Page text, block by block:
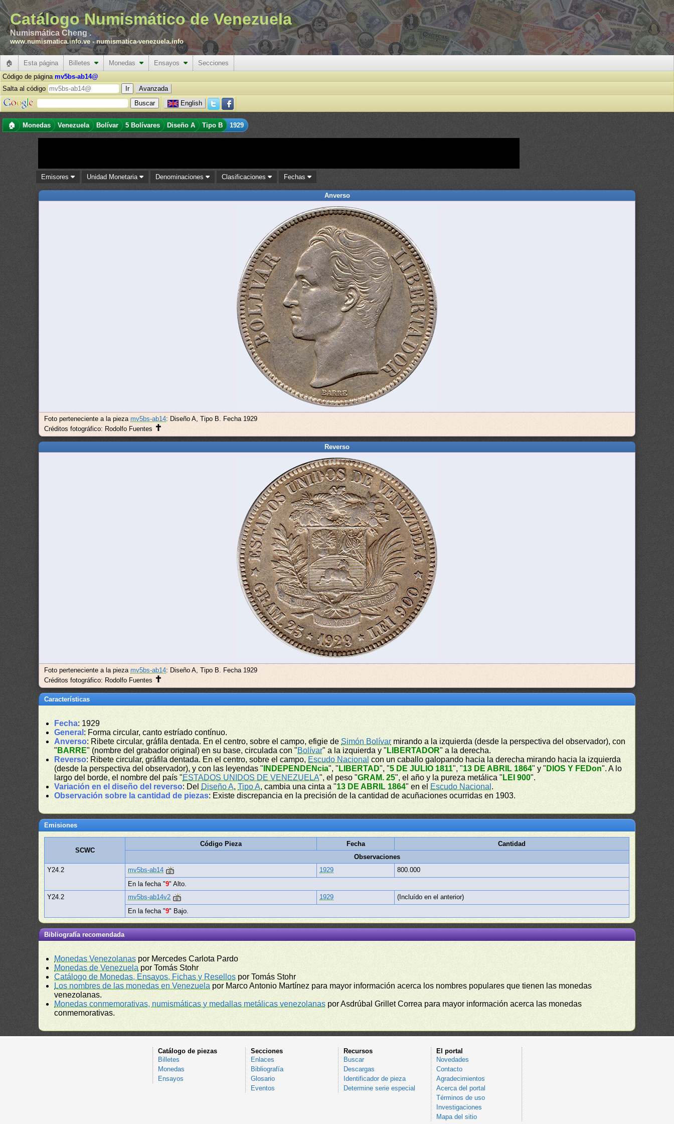
Catálogo Numismático de Venezuela
Numismática Cheng .
www.numismatica.info.ve -numismatica-venezuela.info
🏠 Esta página Billetes Monedas Ensayos
Secciones
Código de página mv5bs-ab14@
Salta al código
Avanzada
English
🏠 Monedas Venezuela Bolívar 5 Bolívares Diseño A Tipo B 1929
Emisores Unidad Monetaria Denominaciones Clasificaciones Fechas
Anverso
Foto perteneciente a la piezamv5bs-ab14: Diseño A, Tipo B. Fecha 1929
Créditos fotográfico: Rodolfo Fuentes ✝
Reverso
Foto perteneciente a la piezamv5bs-ab14: Diseño A, Tipo B. Fecha 1929
Créditos fotográfico: Rodolfo Fuentes ✝
Características
Fecha: 1929
General : Forma circular, canto estríado contínuo.
Anverso: Ribete circular, gráfila dentada. En el centro, sobre el campo, efigie de Simón Bolívar mirando a la izquierda (desde la perspectiva del observador), con
" BARRE" (nombre del grabador original) en su base, circulada con "Bolívar" a la izquierda y " LIBERTADOR" a la derecha.
Reverso: Ribete circular, gráfila dentada. En el centro, sobre el campo, Escudo Nacional con un caballo galopando hacia la derecha mirando hacia la izquierda
(desde la perspectiva del observador), y con las leyendas " INDEPENDENcia", " LIBERTAD", "5 DE JULIO 1811", "13 DE ABRIL 1864" y " DIOS Y FEDon". A lo
largo del borde, el nombre del país "ESTADOS UNIDOS DE VENEZUELA", el peso "GRAM. 25", el año y la pureza metálica " LEI 900".
Variación en el diseño del reverso: Del Diseño A,Tipo A, cambia una cinta a "13 DE ABRIL 1864" en el Escudo Nacional .
Observación sobre la cantidad de piezas: Existe discrepancia en la precisión de la cantidad de acuñaciones ocurridas en 1903.
Emisiones
SCWC
Código Pieza Fecha
Cantidad
Observaciones
Y24.2
mv5bs-ab14 1929
800.000
En la fecha "9" Alto.
Y24.2
mv5bs-ab14v2 1929
(Incluído en el anterior)
En la fecha "9" Bajo.
Bibliografía recomendada
Monedas Venezolanas por Mercedes Carlota Pardo
Monedas de Venezuela por Tomás Stohr
Catálogo de Monedas, Ensayos, Fichas y Resellos por Tomás Stohr
Los nombres de las monedas en Venezuela por Marco Antonio Martínez para mayor información acerca los nombres populares que tienen las monedas
venezolanas.
Monedas conmemorativas, numismáticas y medallas metálicas venezolanas por Asdrúbal Grillet Correa para mayor información acerca las monedas
conmemorativas.
Catálogo de piezas
Billetes
Monedas
Ensayos
Secciones
Enlaces
Bibliografía
Glosario
Eventos
Recursos
Buscar
Descargas
Identificador de pieza
Determine serie especial
El portal
Novedades
Contacto
Agradecimientos
Acerca del portal
Términos de uso
Investigaciones
Mapa del sitio